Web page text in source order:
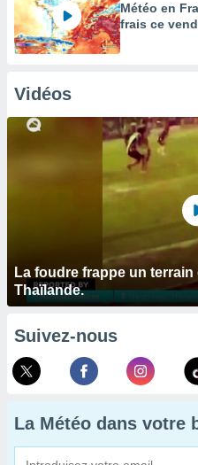
Météo en
frais ce
Vidéos
La foudre frappe un
Thaïlande.
Suivez-nous
La Météo dans votre